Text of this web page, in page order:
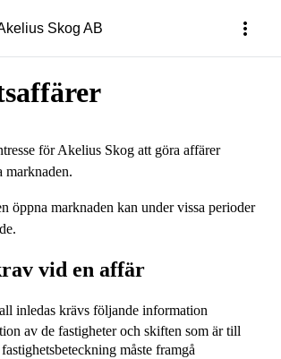
Skog AB more_vert
för Akelius Skog att göra affärer
marknaden.
öppna marknaden kan under vissa perioder
vid en affär
inledas krävs följande information
av de fastigheter och skiften som är till
måste framgå